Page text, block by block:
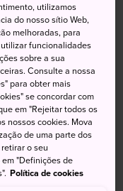
a um
Japão.
japonês
como
século XV, criou
utilizamos
do nosso sítio Web,
melhoradas, para
funcionalidades
sobre a sua
Consulte a nossa
para obter mais
se concordar com
em "Rejeitar todos os
nossos cookies. Mova
de uma parte dos
o seu
"Definições de
Política de cookies